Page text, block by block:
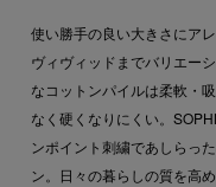
使い勝手の良い大きさにア
ヴィヴィッドまでバリエー
なコットンパイルは柔軟・
なく硬くなりにくい。
ンポイント刺繍であしらっ
ン。日々の暮らしの質を高